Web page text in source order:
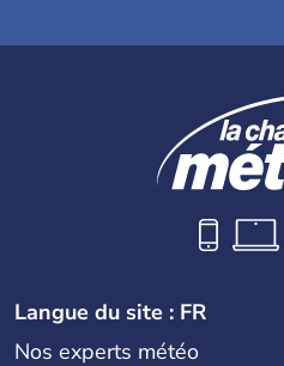
Langue du site : FR
Nos experts météo